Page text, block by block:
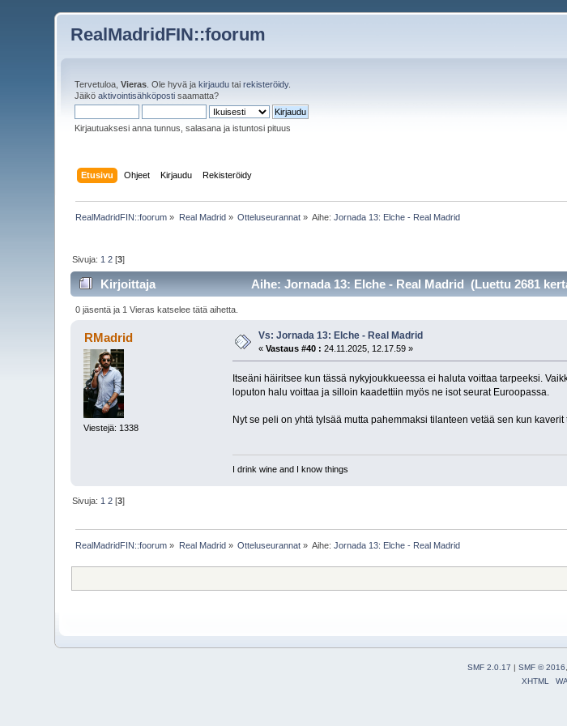
RealMadridFIN::foorum
Tervetuloa,Vieras . Ole hyvä jakirjaudu tairekisteröidy.
Jäiköaktivointisähköposti saamatta?
Kirjautuaksesi anna tunnus, salasana ja istuntosi pituus
Etusivu Ohjeet Kirjaudu Rekisteröidy
RealMadridFIN::foorum » Real Madrid» Otteluseurannat » Aihe:Jornada 13: Elche - Real Madrid
Sivuja: 1 2 [3]
Kirjoittaja Aihe: Jornada 13: Elche - Real Madrid (Luettu 2681
0 jäsentä ja 1 Vieras katselee tätä aihetta.
RMadrid
Viestejä: 1338
Vs: Jornada 13: Elche - Real Madrid
«Vastaus #40 : 24.11.2025, 12.17.59 »
Itseäni häiritsee kun tässä nykyjoukkueessa ei haluta voittaa tarpeeksi.
loputon halu voittaa ja silloin kaadettiin myös ne isot seurat Euroopassa.
Nyt se peli on yhtä tylsää mutta pahemmaksi tilanteen vetää sen kun
I drink wine and I know things
Sivuja: 1 2 [3]
RealMadridFIN::foorum » Real Madrid» Otteluseurannat » Aihe:Jornada 13: Elche - Real Madrid
SMF 2.0.17 | SMF © 2016,
XHTML